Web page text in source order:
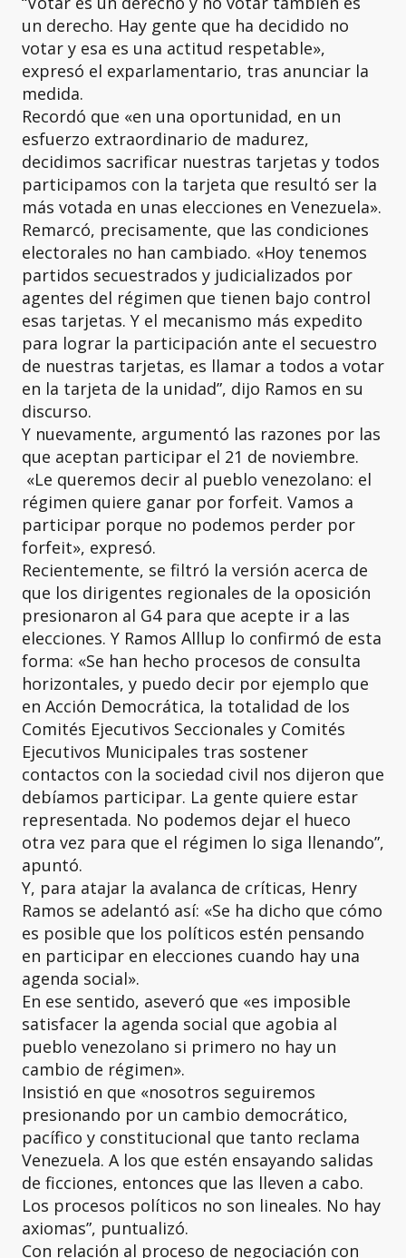
un derecho. Hay gente que ha decidido no
votar y esa es una actitud respetable»,
expresó el exparlamentario, tras anunciar la
medida.
Recordó que «en una oportunidad, en un
esfuerzo extraordinario de madurez,
decidimos sacrificar nuestras tarjetas y todos
participamos con la tarjeta que resultó ser la
más votada en unas elecciones en Venezuela».
Remarcó, precisamente, que las condiciones
electorales no han cambiado. «Hoy tenemos
partidos secuestrados y judicializados por
agentes del régimen que tienen bajo control
esas tarjetas. Y el mecanismo más expedito
para lograr la participación ante el secuestro
de nuestras tarjetas, es llamar a todos a votar
en la tarjeta de la unidad”, dijo Ramos en su
discurso.
Y nuevamente, argumentó las razones por las
que aceptan participar el 21 de noviembre.
«Le queremos decir al pueblo venezolano: el
régimen quiere ganar por forfeit. Vamos a
participar porque no podemos perder por
forfeit», expresó.
Recientemente, se filtró la versión acerca de
que los dirigentes regionales de la oposición
presionaron al G4 para que acepte ir a las
elecciones. Y Ramos Alllup lo confirmó de esta
forma: «Se han hecho procesos de consulta
horizontales, y puedo decir por ejemplo que
en Acción Democrática, la totalidad de los
Comités Ejecutivos Seccionales y Comités
Ejecutivos Municipales tras sostener
contactos con la sociedad civil nos dijeron que
debíamos participar. La gente quiere estar
representada. No podemos dejar el hueco
otra vez para que el régimen lo siga llenando”,
apuntó.
Y, para atajar la avalanca de críticas, Henry
Ramos se adelantó así: «Se ha dicho que cómo
es posible que los políticos estén pensando
en participar en elecciones cuando hay una
agenda social».
En ese sentido, aseveró que «es imposible
satisfacer la agenda social que agobia al
pueblo venezolano si primero no hay un
cambio de régimen».
Insistió en que «nosotros seguiremos
presionando por un cambio democrático,
pacífico y constitucional que tanto reclama
Venezuela. A los que estén ensayando salidas
de ficciones, entonces que las lleven a cabo.
Los procesos políticos no son lineales. No hay
axiomas”, puntualizó.
Con relación al proceso de negociación con